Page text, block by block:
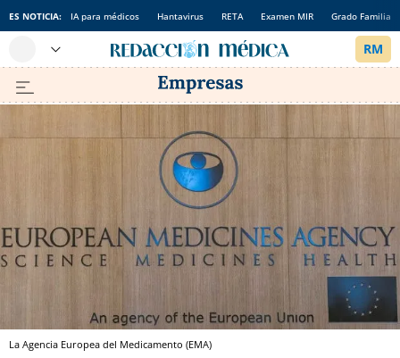
ES NOTICIA: IA para médicos Hantavirus RETA Examen MIR Grado Familia
La Agencia Europea del Medicamento (EMA)